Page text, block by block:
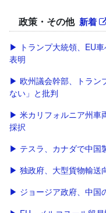
政策・その他 新着
▶ トランプ大統領、EU
表明
▶ 欧州議会幹部、トラン
ない」と批判
▶ 米カリフォルニア州車
採択
▶ テスラ、カナダで中国
▶ 独政府、大型貨物輸送
▶ ジョージア政府、中国